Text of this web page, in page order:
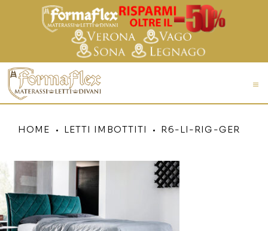
HOME LETTI IMBOTTITI R6-LI-RIG-GER